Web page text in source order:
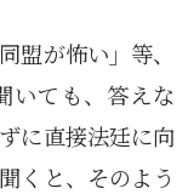
盟が怖い」等、
いても、答えな
に直接法廷に向
くと、そのよう